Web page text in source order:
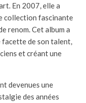
En 2007, elle a
collection fascinante
renom. Cet album a
facette de son talent,
et créant une
devenues une
des années